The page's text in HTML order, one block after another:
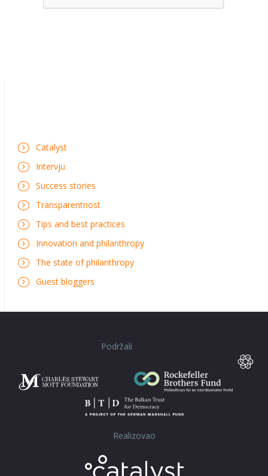
Catalyst
Intervju
Success stories
Transparentnost
Tips and best practices
Innovation and philanthropy
The state of philanthropy
Guest bloggers
Podržali
Realizovao